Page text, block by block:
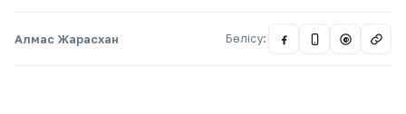
Алмас Жарасхан Бөлісу: @